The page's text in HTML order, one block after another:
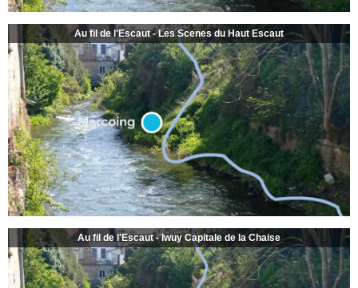
Au fil de l'Escaut - Les Scenes du Haut Escaut
Au fil de l'Escaut - Iwuy Capitale de la Chaise